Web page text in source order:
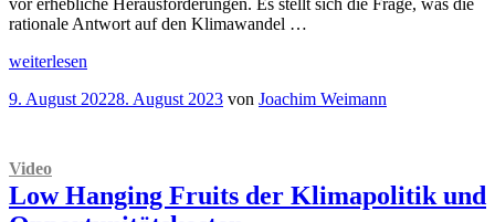
vor erhebliche Herausforderungen. Es stellt sich die Frage, was die
rationale Antwort auf den Klimawandel …
„Video
und
Wie
soll
es
weiterlesen
Veröffentlicht
9. August 20228. August 2023 von Joachim Weimann
Video
Low Hanging Fruits der Klimapolitik und